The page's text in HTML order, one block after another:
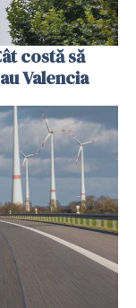
costă să
Valencia